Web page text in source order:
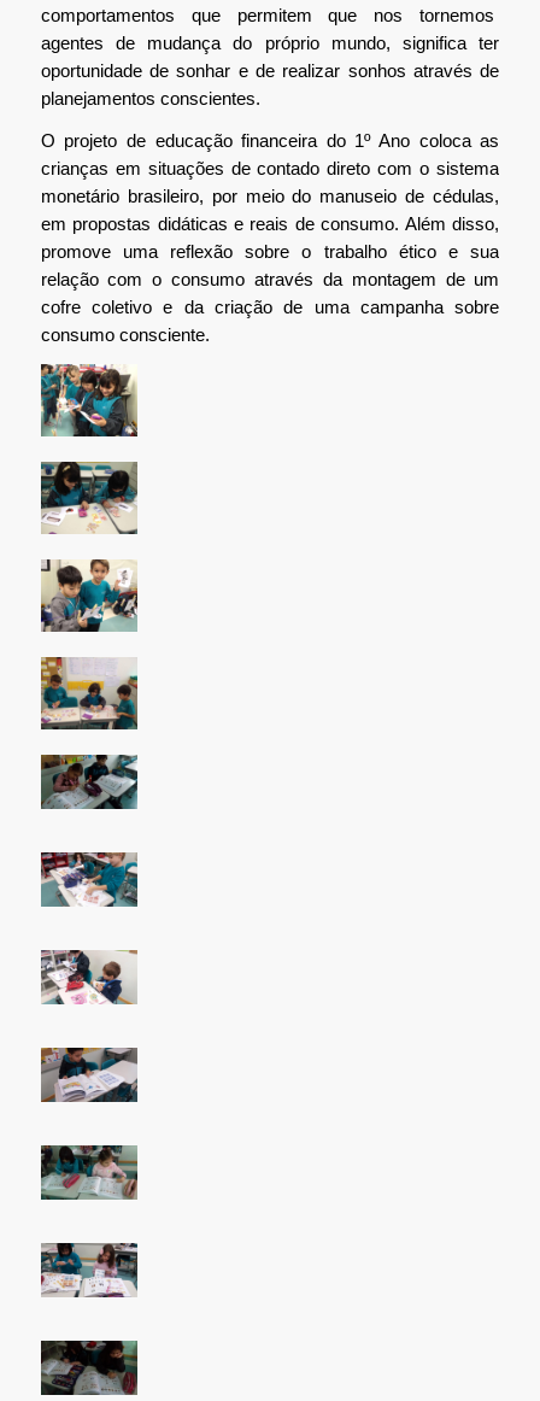
comportamentos que permitem que nos tornemos
agentes de mudança do próprio mundo, significa ter
oportunidade de sonhar e de realizar sonhos através de
planejamentos conscientes.
O projeto de educação financeira do 1º Ano coloca as
crianças em situações de contado direto com o sistema
monetário brasileiro, por meio do manuseio de cédulas,
em propostas didáticas e reais de consumo. Além disso,
promove uma reflexão sobre o trabalho ético e sua
relação com o consumo através da montagem de um
cofre coletivo e da criação de uma campanha sobre
consumo consciente.